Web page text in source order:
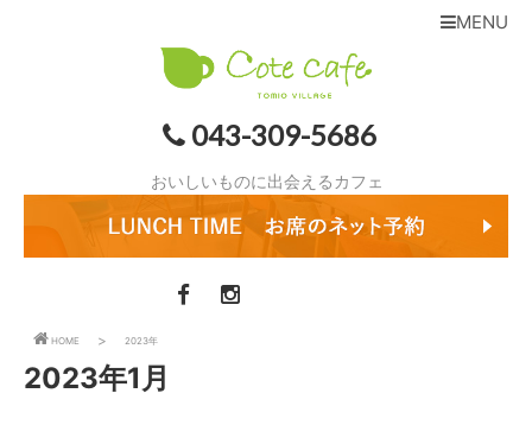
043-309-5686
おいしいものに出会えるカフェ
MENU
HOME 2023年
2023年1月